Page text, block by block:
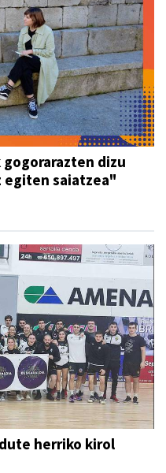
gogorarazten dizu
egiten saiatzea"
herriko kirol